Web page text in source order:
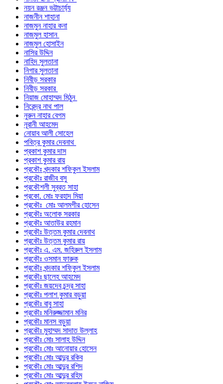
নয়ন রঞ্জন ভট্টাচার্য্য
নাজনীন শাহানা
নাজমুন নাহার কনা
নাজমুল হাসান
নাজমুল হোসাইন
নাসির উদ্দিন
নাহিদ সুলতানা
নিগার সুলতানা
নিবীড় সরকার
নিবীড় সরকার
নিয়াজ মোহাম্মদ মিঠুন
নিরেন্দ্র নাথ পাল
নুরুন নাহার বেগম
নূরানী আহমেদ
নোয়াব আলী সোহেল
পবিত্র কুমার দেবনাথ
প্রকাশ কুমার দাস
প্রকাশ কুমার রায়
প্রকৌঃ খন্দকার শফিকুল ইসলাম
প্রকৌঃ রাজীব বসু
প্রকৌশলী সুব্রত সাহা
প্রকো. মোঃ ফরহাদ মিয়া
প্রকৌঃ মোঃ আলমগীর হোসেন
প্রকৌঃ অলোক সরকার
প্রকৌঃ আতাউর রহমান
প্রকৌঃ উত্তম কুমার দেবনাথ
প্রকৌঃ উত্তম কুমার রায়
প্রকৌঃ এ. এম. জহিরুল ইসলাম
প্রকৌঃ ওসমান ফারুক
প্রকৌঃ খন্দকার শফিকুল ইসলাম
প্রকৌঃ ছালেহ আহমেদ
প্রকৌঃ জয়দেব চন্দ্র সাহা
প্রকৌঃ পলাশ কুমার বড়ুয়া
প্রকৌঃ বাবু সাহা
প্রকৌঃ মনিরুজ্জামান মনির
প্রকৌঃ মানস বড়ুয়া
প্রকৌঃ মুহাম্মদ সাদাত উল্লাহ
প্রকৌঃ মোঃ সালাহ উদ্দিন
প্রকৌঃ মোঃ আনোয়ার হোসেন
প্রকৌঃ মোঃ আব্দুর রকিব
প্রকৌঃ মোঃ আব্দুর রশিদ
প্রকৌঃ মোঃ আব্দুর রহিম